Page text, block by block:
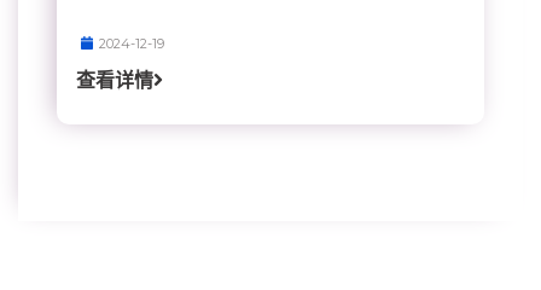
2024-12-19
查看详情